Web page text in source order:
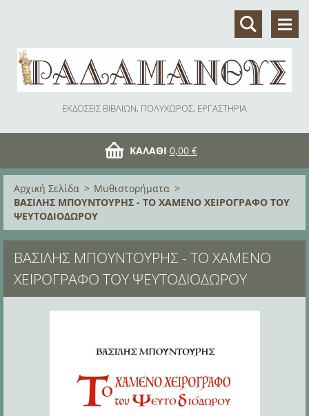
ΕΚΔΟΣΕΙΣ ΒΙΒΛΙΩΝ, ΠΟΛΥΧΩΡΟΣ, ΕΡΓΑΣΤΗΡΙΑ
ΚΑΛΆΘΙ 0,00 €
Αρχική Σελίδα > Μυθιστορήματα >
ΒΑΣΙΛΗΣ ΜΠΟΥΝΤΟΥΡΗΣ - ΤΟ ΧΑΜΕΝΟ ΧΕΙΡΟΓΡΑΦΟ ΤΟΥ
ΨΕΥΤΟΔΙΟΔΩΡΟΥ
ΒΑΣΙΛΗΣ ΜΠΟΥΝΤΟΥΡΗΣ - ΤΟ ΧΑΜΕΝΟ
ΧΕΙΡΟΓΡΑΦΟ ΤΟΥ ΨΕΥΤΟΔΙΟΔΩΡΟΥ